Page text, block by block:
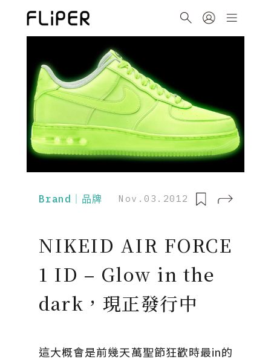
Brand｜品牌 Nov.03.2012
NIKEID AIR FORCE
1 ID – Glow in the
dark，現正發行中
這大概會是前幾天萬聖節狂歡時最in的